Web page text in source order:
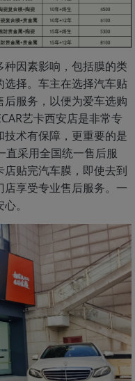
因素影响，包括膜的类
择。车主在选择汽车贴
服务，以便为爱车选购
艺卡西安店是非常专
术有保障，更重要的是
直采用全国统一售后服
贴完汽车膜，即使去到
享受专业售后服务。一
。